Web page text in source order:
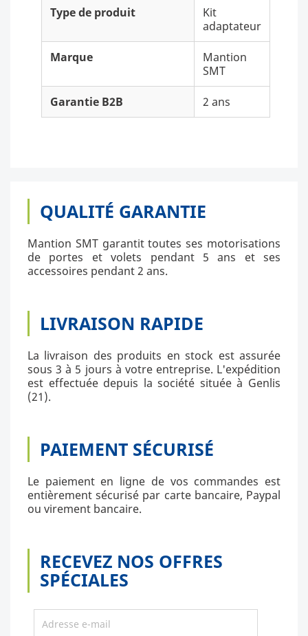
Type de produit
Kit
adaptateur
Marque
Mantion
SMT
Garantie B2B 2 ans
QUALITÉ GARANTIE
Mantion SMT garantit toutes ses motorisations
de portes et volets pendant 5 ans et ses
accessoires pendant 2 ans.
LIVRAISON RAPIDE
La livraison des produits en stock est assurée
sous 3 à 5 jours à votre entreprise. L'expédition
est effectuée depuis la société située à Genlis
(21).
PAIEMENT SÉCURISÉ
Le paiement en ligne de vos commandes est
entièrement sécurisé par carte bancaire, Paypal
ou virement bancaire.
RECEVEZ NOS OFFRES
SPÉCIALES